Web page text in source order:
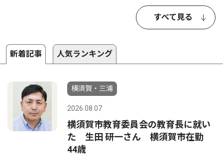
すべて見る
新着記事 人気ランキング
横須賀・三浦
2026.08.07
横須賀市教育委員会の教育長に就い
た 生田 研一さん 横須賀市在勤
44歳